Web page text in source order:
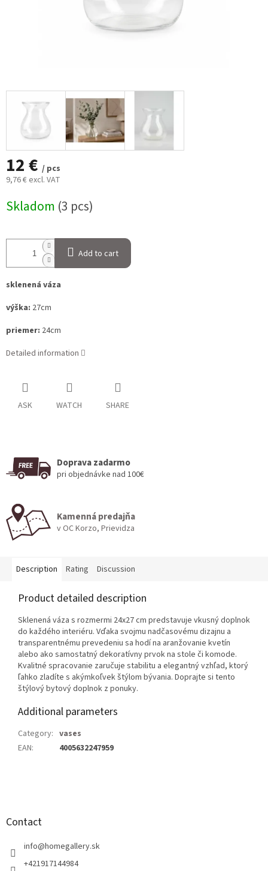
12 € / pcs
9,76 € excl. VAT
price:
Skladom (3 pcs)
Add to cart
sklenená váza
výška: 27cm
priemer: 24cm
Detailed information
ASK WATCH SHARE
Doprava zadarmo
pri objednávke nad 100€
Kamenná predajňa
v OC Korzo, Prievidza
Description Rating Discussion
Product detailed description
Sklenená váza s rozmermi 24x27 cm predstavuje vkusný doplnok
do každého interiéru. Vďaka svojmu nadčasovému dizajnu a
transparentnému prevedeniu sa hodí na aranžovanie kvetín
alebo ako samostatný dekoratívny prvok na stole či komode.
Kvalitné spracovanie zaručuje stabilitu a elegantný vzhľad, ktorý
ľahko zladíte s akýmkoľvek štýlom bývania. Doprajte si tento
štýlový bytový doplnok z ponuky.
Additional parameters
Category: vases
EAN: 4005632247959
Contact
info@homegallery.sk
+421917144984